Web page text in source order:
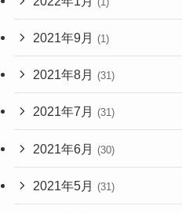
2021年9月 (1)
2021年8月 (31)
2021年7月 (31)
2021年6月 (30)
2021年5月 (31)